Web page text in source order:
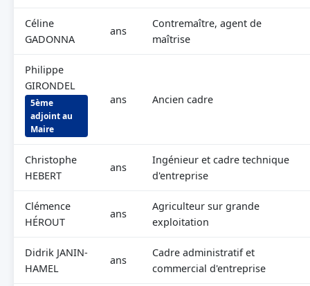
Céline
GADONNA
ans
Contremaître, agent de
maîtrise
Philippe
GIRONDEL
5ème
adjoint au
Maire
ans Ancien cadre
Christophe
HEBERT
ans
Ingénieur et cadre technique
d'entreprise
Clémence
HÉROUT
ans
Agriculteur sur grande
exploitation
Didrik JANIN-
HAMEL
ans
Cadre administratif et
commercial d'entreprise